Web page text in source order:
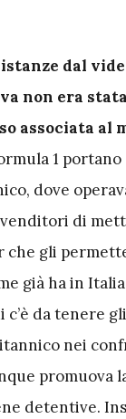
dal
non era
associata al
1
dove
di
che gli
già ha in
c’è da tenere
nei
promuova
detentive.